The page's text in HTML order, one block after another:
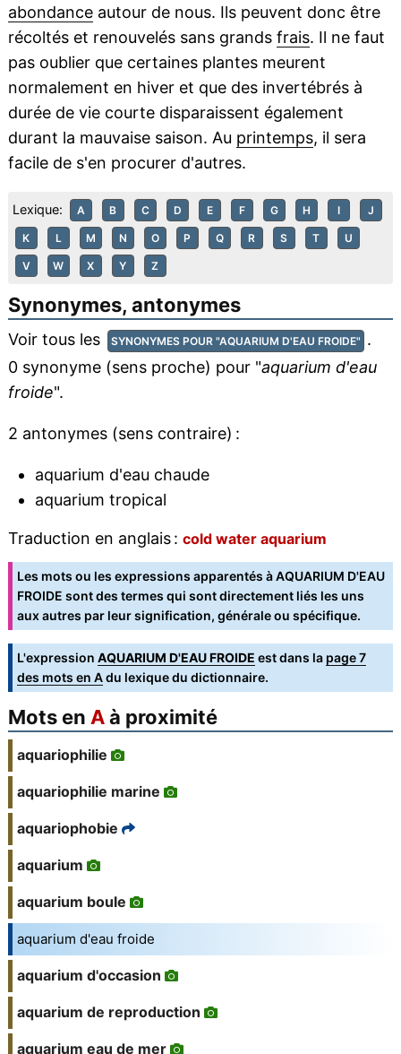
abondanceautour de nous. Ils peuvent donc être
récoltés et renouvelés sans grands frais. Il ne faut
pas oublier que certaines plantes meurent
normalement en hiver et que des invertébrés à
durée de vie courte disparaissent également
durant la mauvaise saison. Au printemps, il sera
facile de s'en procurer d'autres.
Lexique: A B C D E F G H I J
K L M N O P Q R S T U
V W X Y Z
Synonymes, antonymes
Voir tous les SYNONYMES POUR "AQUARIUM D'EAU FROIDE" .
0 synonyme (sens proche) pour "aquarium d'eau
froide".
2 antonymes (sens contraire) :
aquarium d'eau chaude
aquarium tropical
Traduction en anglais : cold water aquarium
Les mots ou les expressions apparentés à AQUARIUM D'EAU
FROIDE sont des termes qui sont directement liés les uns
aux autres par leur signification, générale ou spécifique.
L'expression AQUARIUM D'EAU FROIDE est dans la page 7
des mots en Adu lexique du dictionnaire.
Mots en Aà proximité
aquariophilie
aquariophilie marine
aquariophobie
aquarium
aquarium boule
aquarium d'eau froide
aquarium d'occasion
aquarium de reproduction
aquarium eau de mer